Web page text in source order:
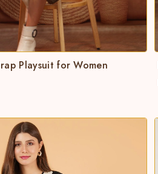
Playsuit for Women